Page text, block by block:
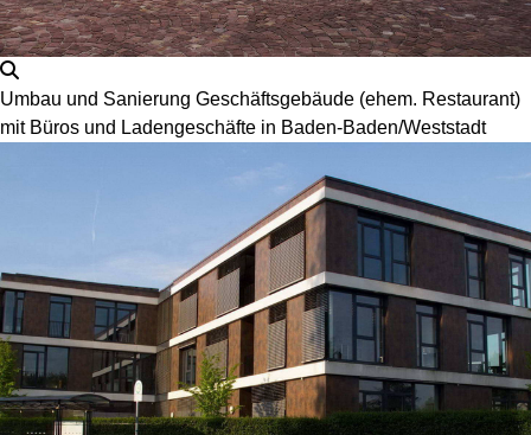
Umbau und Sanierung Geschäftsgebäude (ehem. Restaurant)
mit Büros und Ladengeschäfte in Baden-Baden/Weststadt